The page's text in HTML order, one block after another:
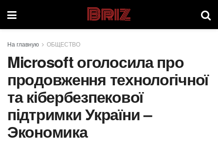
Briz
На главную ОБЩЕСТВО
Microsoft оголосила про
продовження технологічної
та кібербезпекової
підтримки України –
Экономика